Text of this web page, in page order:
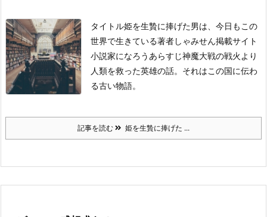
タイトル姫を生贄に捧げた男は、今日もこの
世界で生きている著者しゃみせん掲載サイト
小説家になろう あらすじ神魔大戦の戦火より
人類を救った英雄の話。それはこの国に伝わ
る古い物語。
記事を読む 姫を生贄に捧げた ...